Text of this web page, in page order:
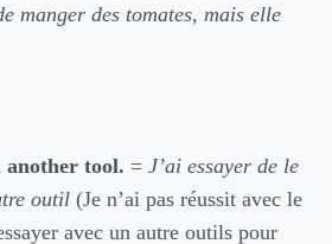
manger des tomates, mais elle
tool. = J’ai essayer de le
outil (Je n’ai pas réussit avec le
avec un autre outils pour